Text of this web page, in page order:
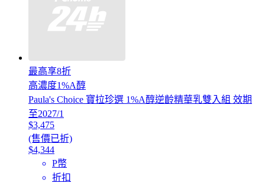
最高享8折
高濃度1%A醇
Paula's Choice 寶拉珍選 1%A醇逆齡精華乳雙入組 效期
至2027/1
$3,475
(售價已折)
$4,344
P幣
折扣